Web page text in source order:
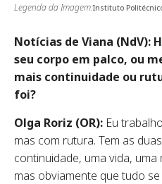
Legenda da Imagem:Instituto
Notícias de Viana (NdV):
seu corpo em palco, ou
mais continuidade ou
foi?
Olga Roriz (OR): Eu
mas com rutura. Tem as
continuidade, uma vida,
mas obviamente que tudo